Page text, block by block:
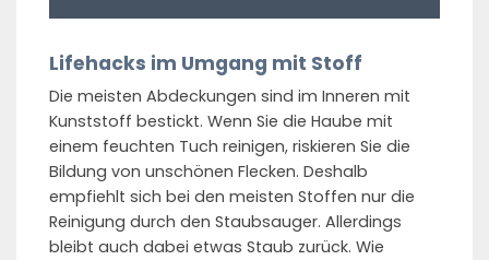
Lifehacks im Umgang mit Stoff
Die meisten Abdeckungen sind im Inneren mit
Kunststoff bestickt. Wenn Sie die Haube mit
einem feuchten Tuch reinigen, riskieren Sie die
Bildung von unschönen Flecken. Deshalb
empfiehlt sich bei den meisten Stoffen nur die
Reinigung durch den Staubsauger. Allerdings
bleibt auch dabei etwas Staub zurück. Wie